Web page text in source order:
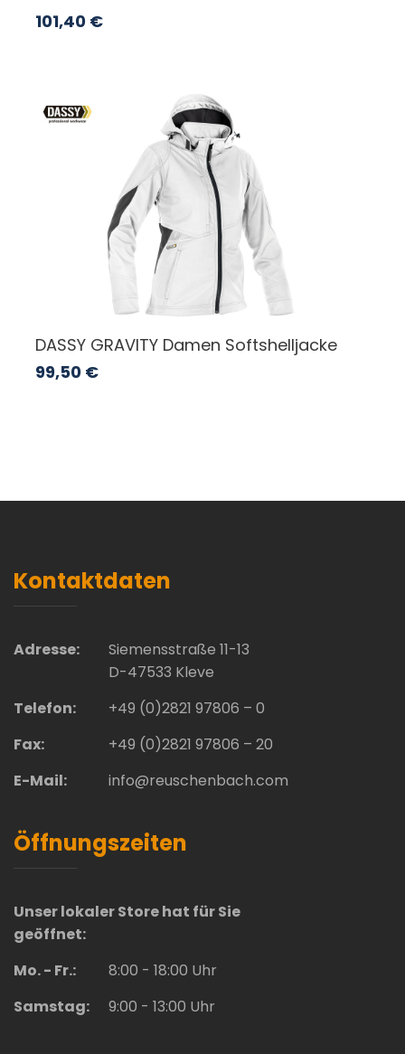
101,40 €
DASSY GRAVITY Damen Softshelljacke
99,50 €
Kontaktdaten
Adresse:
Siemensstraße 11-13
D-47533 Kleve
Telefon:
+49 (0)2821 97806 – 0
Fax:
+49 (0)2821 97806 – 20
E-Mail:
info@reuschenbach.com
Öffnungszeiten
Unser lokaler Store hat für Sie
geöffnet:
Mo. - Fr.:
8:00 - 18:00 Uhr
Samstag:
9:00 - 13:00 Uhr